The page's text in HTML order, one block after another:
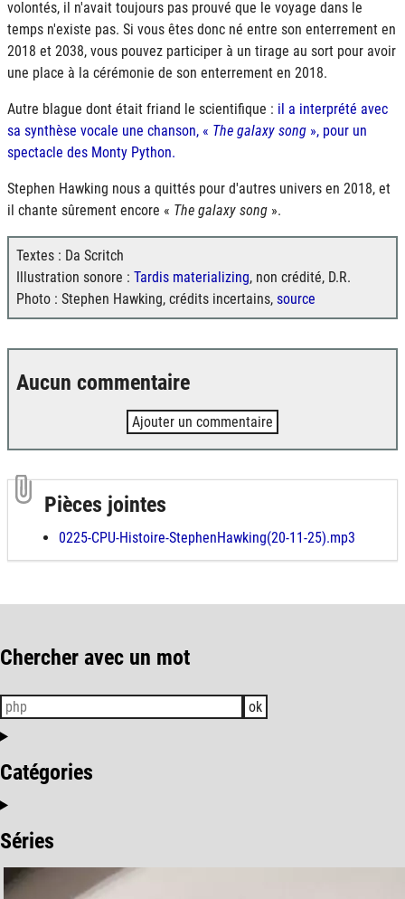
volontés, il n'avait toujours pas prouvé que le voyage dans le
temps n'existe pas. Si vous êtes donc né entre son enterrement en
2018 et 2038, vous pouvez participer à un tirage au sort pour avoir
une place à la cérémonie de son enterrement en 2018.
Autre blague dont était friand le scientifique : il a interprété avec
sa synthèse vocale une chanson, « The galaxy song », pour un
spectacle des Monty Python.
Stephen Hawking nous a quittés pour d'autres univers en 2018, et
il chante sûrement encore « The galaxy song ».
Textes : Da Scritch
Illustration sonore : Tardis materializing, non crédité, D.R.
Photo : Stephen Hawking, crédits incertains, source
Aucun commentaire
Ajouter un commentaire
Pièces jointes
0225-CPU-Histoire-StephenHawking(20-11-25).mp3
Chercher avec un mot
ok
Catégories
Séries